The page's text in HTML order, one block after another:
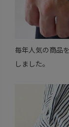
毎年人気の商品
しました。